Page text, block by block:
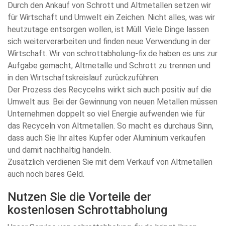
Durch den Ankauf von Schrott und Altmetallen setzen wir
für Wirtschaft und Umwelt ein Zeichen. Nicht alles, was wir
heutzutage entsorgen wollen, ist Müll. Viele Dinge lassen
sich weiterverarbeiten und finden neue Verwendung in der
Wirtschaft. Wir von schrottabholung-fix.de haben es uns zur
Aufgabe gemacht, Altmetalle und Schrott zu trennen und
in den Wirtschaftskreislauf zurückzuführen.
Der Prozess des Recycelns wirkt sich auch positiv auf die
Umwelt aus. Bei der Gewinnung von neuen Metallen müssen
Unternehmen doppelt so viel Energie aufwenden wie für
das Recyceln von Altmetallen. So macht es durchaus Sinn,
dass auch Sie Ihr altes Kupfer oder Aluminium verkaufen
und damit nachhaltig handeln.
Zusätzlich verdienen Sie mit dem Verkauf von Altmetallen
auch noch bares Geld.
Nutzen Sie die Vorteile der
kostenlosen Schrottabholung